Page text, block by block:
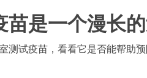
苗是一个漫长
测试疫苗，看看它是否能帮助